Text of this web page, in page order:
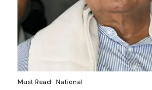
Must Read National